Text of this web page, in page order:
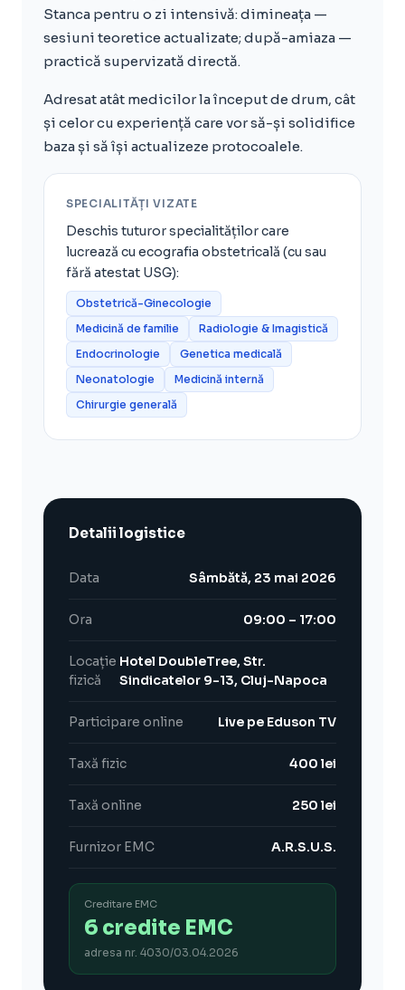
Stanca pentru o zi intensivă: dimineața —
sesiuni teoretice actualizate; după-amiaza —
practică supervizată directă.
Adresat atât medicilor la început de drum, cât
și celor cu experiență care vor să-și solidifice
baza și să își actualizeze protocoalele.
SPECIALITĂȚI VIZATE
Deschis tuturor specialităților care
lucrează cu ecografia obstetricală (cu sau
fără atestat USG):
Obstetrică-Ginecologie
Medicină de familie
Radiologie & Imagistică
Endocrinologie
Genetica medicală
Neonatologie
Medicină internă
Chirurgie generală
Detalii logistice
Data Sâmbătă, 23 mai 2026
Ora 09:00 – 17:00
Locație
fizică
Hotel DoubleTree, Str.
Sindicatelor 9-13, Cluj-Napoca
Participare online Live pe Eduson TV
Taxă fizic 400 lei
Taxă online 250 lei
Furnizor EMC A.R.S.U.S.
Creditare EMC
6 credite EMC
adresa nr. 4030/03.04.2026